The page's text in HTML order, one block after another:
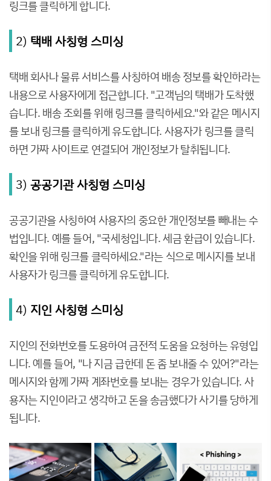
링크를 클릭하게 합니다.
2) 택배 사칭형 스미싱
택배 회사나 물류 서비스를 사칭하여 배송 정보를 확인하라는
내용으로 사용자에게 접근합니다. "고객님의 택배가 도착했
습니다. 배송 조회를 위해 링크를 클릭하세요."와 같은 메시지
를 보내 링크를 클릭하게 유도합니다. 사용자가 링크를 클릭
하면 가짜 사이트로 연결되어 개인정보가 탈취됩니다.
3) 공공기관 사칭형 스미싱
공공기관을 사칭하여 사용자의 중요한 개인정보를 빼내는 수
법입니다. 예를 들어, "국세청입니다. 세금 환급이 있습니다.
확인을 위해 링크를 클릭하세요."라는 식으로 메시지를 보내
사용자가 링크를 클릭하게 유도합니다.
4) 지인 사칭형 스미싱
지인의 전화번호를 도용하여 금전적 도움을 요청하는 유형입
니다. 예를 들어, "나 지금 급한데 돈 좀 보내줄 수 있어?"라는
메시지와 함께 가짜 계좌번호를 보내는 경우가 있습니다. 사
용자는 지인이라고 생각하고 돈을 송금했다가 사기를 당하게
됩니다.